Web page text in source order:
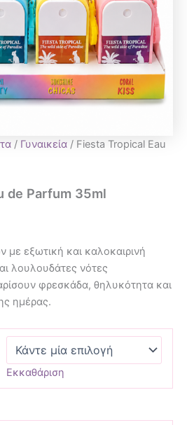
/ Γυναικεία / Fiesta Tropical Eau
de Parfum 35ml
εξωτική και καλοκαιρινή
λουλουδάτες νότες
φρεσκάδα, θηλυκότητα και
ημέρας.
Εκκαθάριση